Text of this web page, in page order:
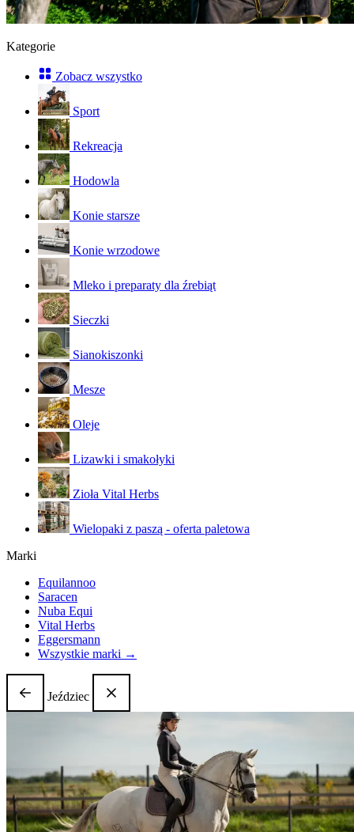
Kategorie
Zobacz wszystko
Sport
Rekreacja
Hodowla
Konie starsze
Konie wrzodowe
Mleko i preparaty dla źrebiąt
Sieczki
Sianokiszonki
Mesze
Oleje
Lizawki i smakołyki
Zioła Vital Herbs
Wielopaki z paszą - oferta paletowa
Marki
Equilannoo
Saracen
Nuba Equi
Vital Herbs
Eggersmann
Wszystkie marki →
Jeździec